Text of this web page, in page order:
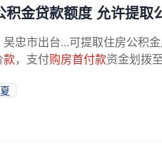
积金贷款额度 允许提取
忠市出台...可提取住房公积
款，支付购房首付款资金划拨